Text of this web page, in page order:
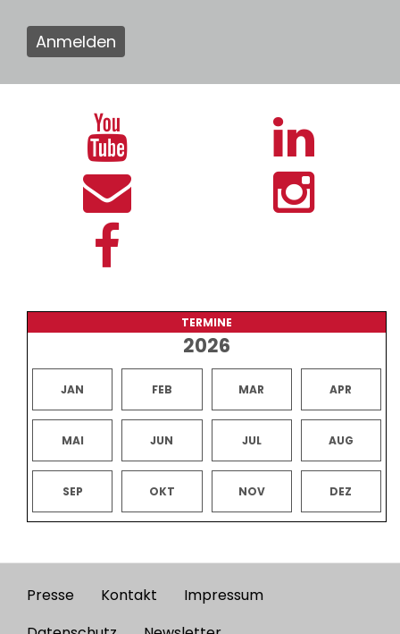
Anmelden
TERMINE
2026
JAN FEB MAR APR
MAI JUN JUL AUG
SEP OKT NOV DEZ
Footer
Presse Kontakt
Impressum